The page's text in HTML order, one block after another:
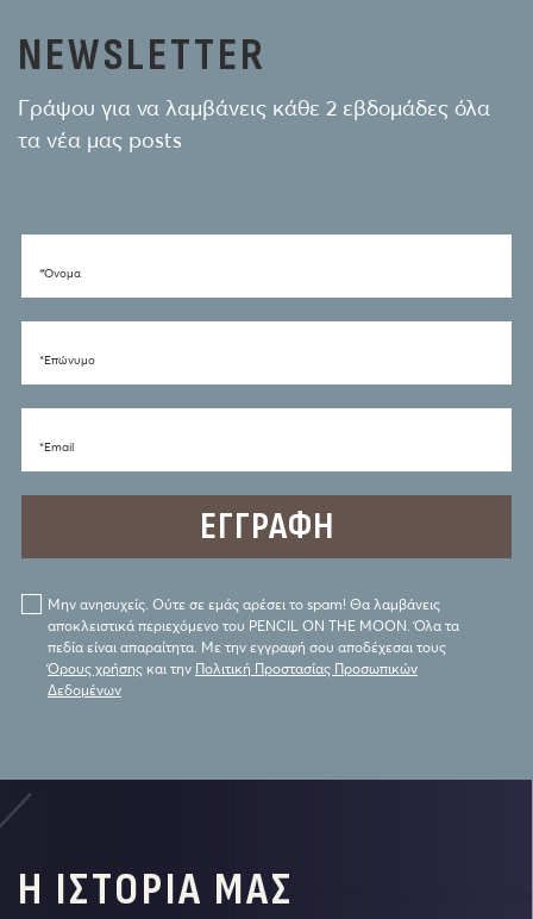
NEWSLETTER
Γράψου για να λαμβάνεις κάθε 2 εβδομάδες όλα
τα νέα μας posts
*Όνομα
*Eπώνυμο
*Email
Μην ανησυχείς. Ούτε σε εμάς αρέσει το spam! Θα λαμβάνεις
αποκλειστικά περιεχόμενο του PENCIL ON THE MOON. Όλα τα
πεδία είναι απαραίτητα. Με την εγγραφή σου αποδέχεσαι τους
Όρους χρήσης και την Πολιτική Προστασίας Προσωπικών
Δεδομένων
Η ΙΣΤΟΡΙΑ ΜΑΣ